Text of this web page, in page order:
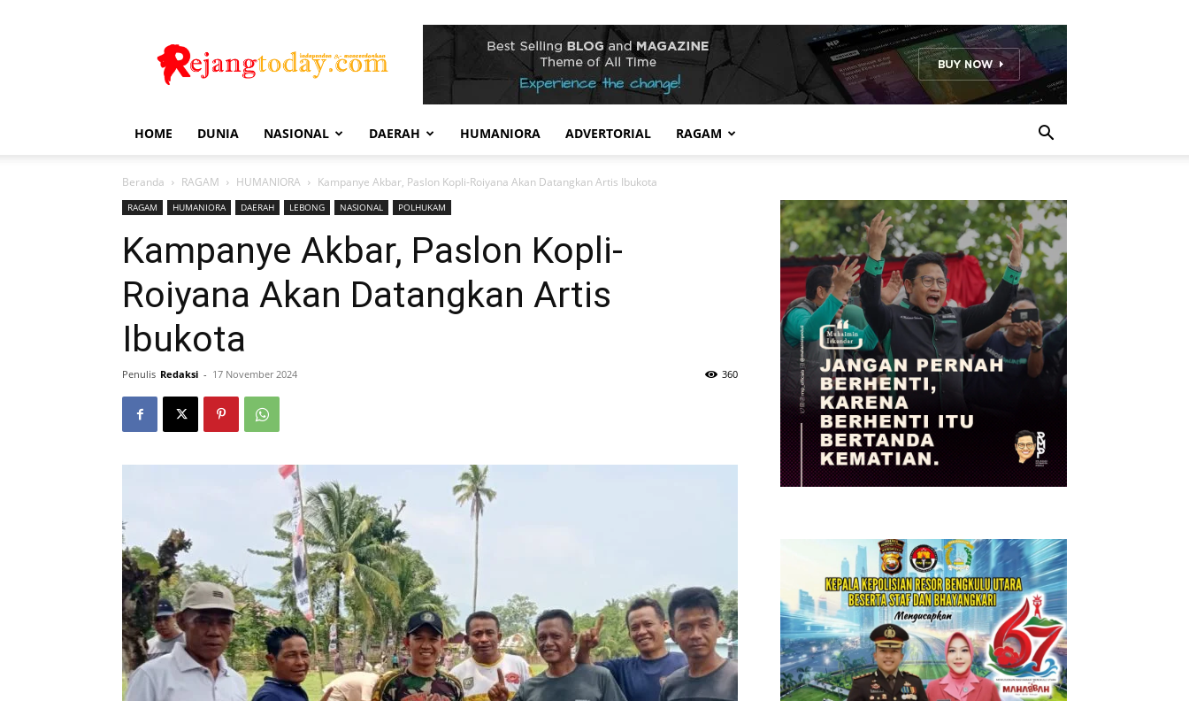
Today
HOME DUNIA NASIONAL DAERAH HUMANIORA ADVERTORIAL RAGAM
Beranda RAGAM HUMANIORA Kampanye Akbar, Paslon Kopli-Roiyana Akan Datangkan Artis Ibukota
RAGAM HUMANIORA DAERAH LEBONG NASIONAL POLHUKAM
Kampanye Akbar, Paslon Kopli-
Roiyana Akan Datangkan Artis
Ibukota
Penulis Redaksi - 17 November 2024 360